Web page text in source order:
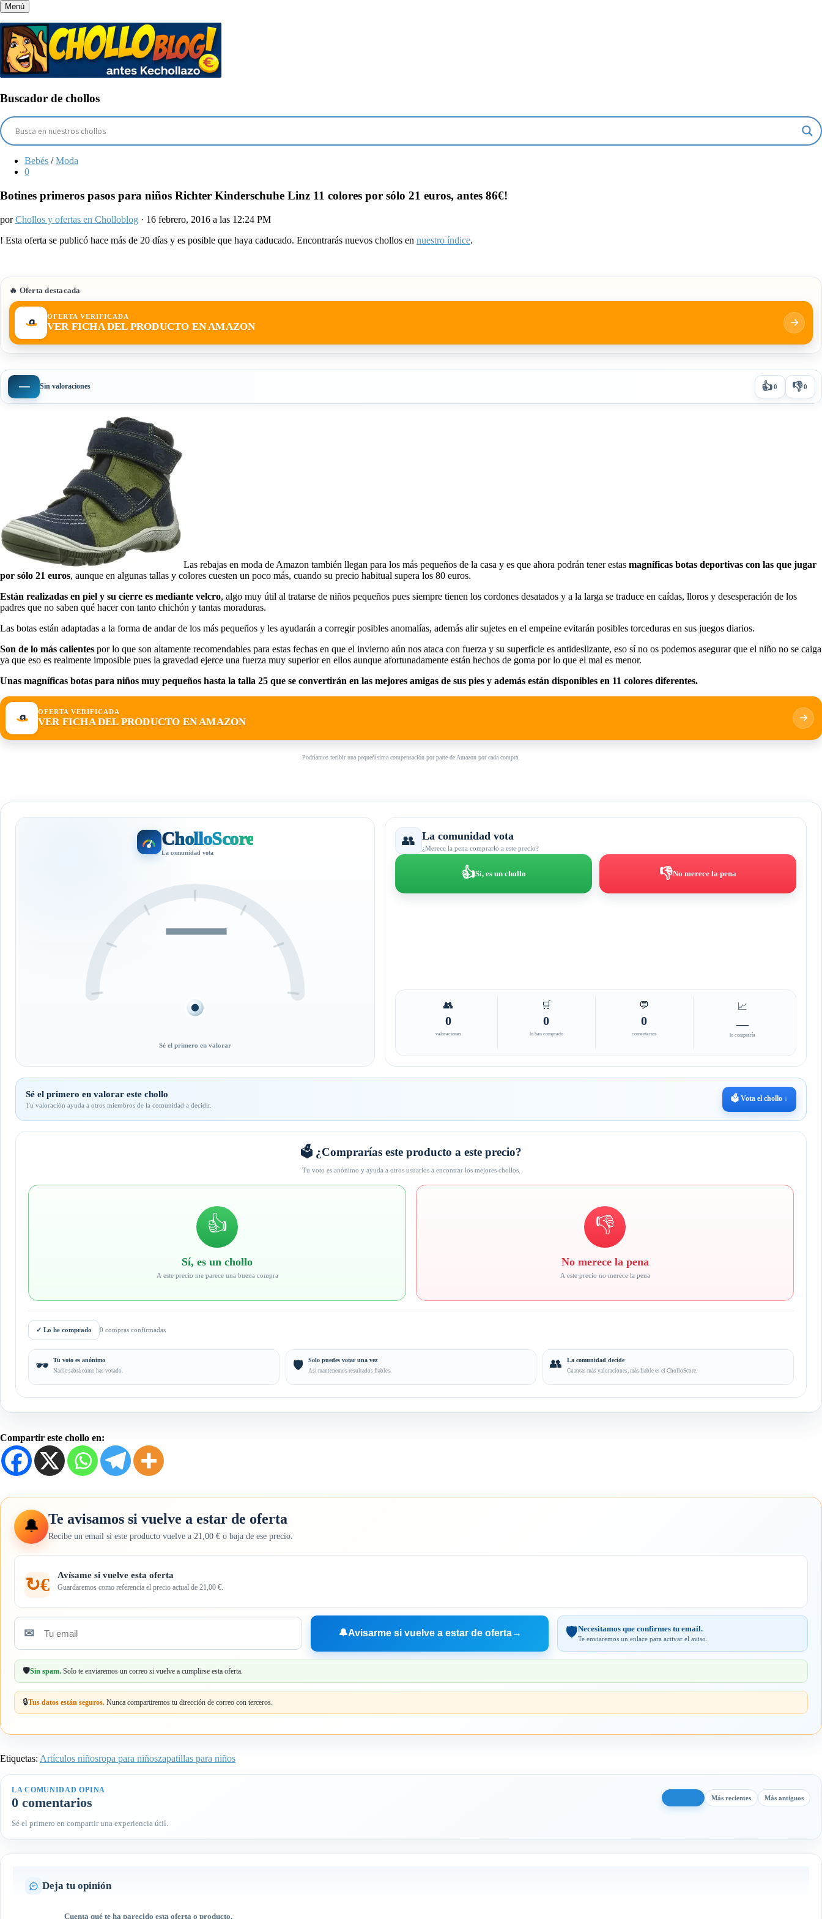
Menú
Buscador de chollos
Bebés / Moda
0
Botines primeros pasos para niños Richter Kinderschuhe Linz 11 colores por sólo 21 euros, antes 86€!
porChollos y ofertas en Cholloblog · 16 febrero, 2016 a las 12:24 PM
! Esta oferta se publicó hace más de 20 días y es posible que haya caducado. Encontrarás nuevos chollos en nuestro índice.
🔥 Oferta destacada
OFERTA VERIFICADA
VER FICHA DEL PRODUCTO EN AMAZON
— Sin valoraciones 👍0 👎0
Las rebajas en moda de Amazon también llegan para los más pequeños de la casa y es que ahora podrán tener estas magníficas botas deportivas con las que jugar
por sólo 21 euros, aunque en algunas tallas y colores cuesten un poco más, cuando su precio habitual supera los 80 euros.
Están realizadas en piel y su cierre es mediante velcro, algo muy útil al tratarse de niños pequeños pues siempre tienen los cordones desatados y a la larga se traduce en caídas, lloros y desesperación de los
padres que no saben qué hacer con tanto chichón y tantas moraduras.
Las botas están adaptadas a la forma de andar de los más pequeños y les ayudarán a corregir posibles anomalías, además alir sujetes en el empeine evitarán posibles torceduras en sus juegos diarios.
Son de lo más calientes por lo que son altamente recomendables para estas fechas en que el invierno aún nos ataca con fuerza y su superficie es antideslizante, eso sí no os podemos asegurar que el niño no se caiga
ya que eso es realmente imposible pues la gravedad ejerce una fuerza muy superior en ellos aunque afortunadamente están hechos de goma por lo que el mal es menor.
Unas magníficas botas para niños muy pequeños hasta la talla 25 que se convertirán en las mejores amigas de sus pies y además están disponibles en 11 colores diferentes.
OFERTA VERIFICADA
VER FICHA DEL PRODUCTO EN AMAZON
Podríamos recibir una pequeñísima compensación por parte de Amazon por cada compra.
CholloScore
La comunidad vota
—
Sé el primero en valorar
👥 La comunidad vota
¿Merece la pena comprarlo a este precio?
👍Sí, es un chollo 👎No merece la pena
👥
0
valoraciones
🛒
0
lo han comprado
💬
0
comentarios
📈
—
lo compraría
Sé el primero en valorar este chollo
Tu valoración ayuda a otros miembros de la comunidad a decidir.
🗳️ Vota el chollo ↓
🗳️ ¿Comprarías este producto a este precio?
Tu voto es anónimo y ayuda a otros usuarios a encontrar los mejores chollos.
👍
Sí, es un chollo
A este precio me parece una buena compra
👎
No merece la pena
A este precio no merece la pena
✓ Lo he comprado 0 compras confirmadas
🕶️ Tu voto es anónimo
Nadie sabrá cómo has votado. 🛡️ Solo puedes votar una vez
Así mantenemos resultados fiables.
👥 La comunidad decide
Cuantas más valoraciones, más fiable es el CholloScore.
Compartir este chollo en:
🔔 Te avisamos si vuelve a estar de oferta
Recibe un email si este producto vuelve a 21,00 € o baja de ese precio.
↻€ Avísame si vuelve esta oferta
Guardaremos como referencia el precio actual de 21,00 €.
Tu
email
✉ 🔔Avisarme si vuelve a estar de oferta→ 🛡️Necesitamos que confirmes tu email.
Te enviaremos un enlace para activar el aviso.
🛡️Sin spam. Solo te enviaremos un correo si vuelve a cumplirse esta oferta.
🔒Tus datos están seguros. Nunca compartiremos tu dirección de correo con terceros.
Etiquetas: Artículos niñosropa para niñoszapatillas para niños
LA COMUNIDAD OPINA
0 comentarios Más recientes Más antiguos
Sé el primero en compartir una experiencia útil.
Deja tu opinión
Cuenta qué te ha parecido esta oferta o producto.